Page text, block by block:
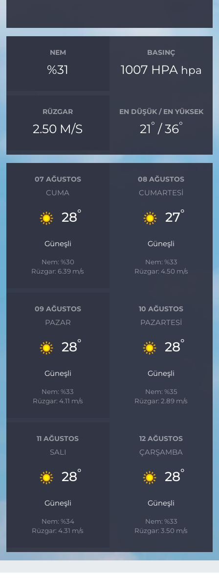
NEM
%31
BASINÇ
1007 HPA hpa
RÜZGAR
2.50 M/S
EN DÜŞÜK / EN YÜKSEK
21° / 36°
07 AĞUSTOS
CUMA
28°
Güneşli
Nem: %30
Rüzgar: 6.39 m/s
08 AĞUSTOS
CUMARTESI
27°
Güneşli
Nem: %33
Rüzgar: 4.50 m/s
09 AĞUSTOS
PAZAR
28°
Güneşli
Nem: %33
Rüzgar: 4.11 m/s
10 AĞUSTOS
PAZARTESI
28°
Güneşli
Nem: %35
Rüzgar: 2.89 m/s
11 AĞUSTOS
SALI
28°
Güneşli
Nem: %34
Rüzgar: 4.31 m/s
12 AĞUSTOS
ÇARŞAMBA
28°
Güneşli
Nem: %33
Rüzgar: 3.50 m/s